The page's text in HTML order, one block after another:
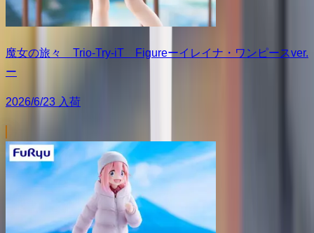
魔女の旅々 Trio-Try-iT Figureーイレイナ・ワンピースver.
ー
2026/6/23 入荷